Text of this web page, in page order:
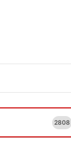
2808